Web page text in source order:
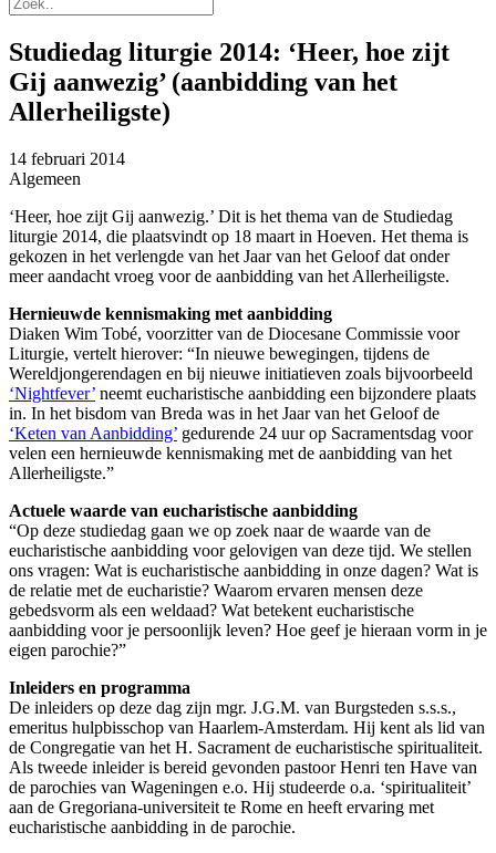
Studiedag liturgie 2014: ‘Heer, hoe zijt
Gij aanwezig’ (aanbidding van het
Allerheiligste)
14 februari 2014
Algemeen
‘Heer, hoe zijt Gij aanwezig.’ Dit is het thema van de Studiedag
liturgie 2014, die plaatsvindt op 18 maart in Hoeven. Het thema is
gekozen in het verlengde van het Jaar van het Geloof dat onder
meer aandacht vroeg voor de aanbidding van het Allerheiligste.
Hernieuwde kennismaking met aanbidding
Diaken Wim Tobé, voorzitter van de Diocesane Commissie voor
Liturgie, vertelt hierover: “In nieuwe bewegingen, tijdens de
Wereldjongerendagen en bij nieuwe initiatieven zoals bijvoorbeeld
‘Nightfever’ neemt eucharistische aanbidding een bijzondere plaats
in. In het bisdom van Breda was in het Jaar van het Geloof de
‘Keten van Aanbidding’ gedurende 24 uur op Sacramentsdag voor
velen een hernieuwde kennismaking met de aanbidding van het
Allerheiligste.”
Actuele waarde van eucharistische aanbidding
“Op deze studiedag gaan we op zoek naar de waarde van de
eucharistische aanbidding voor gelovigen van deze tijd. We stellen
ons vragen: Wat is eucharistische aanbidding in onze dagen? Wat is
de relatie met de eucharistie? Waarom ervaren mensen deze
gebedsvorm als een weldaad? Wat betekent eucharistische
aanbidding voor je persoonlijk leven? Hoe geef je hieraan vorm in je
eigen parochie?”
Inleiders en programma
De inleiders op deze dag zijn mgr. J.G.M. van Burgsteden s.s.s.,
emeritus hulpbisschop van Haarlem-Amsterdam. Hij kent als lid van
de Congregatie van het H. Sacrament de eucharistische spiritualiteit.
Als tweede inleider is bereid gevonden pastoor Henri ten Have van
de parochies van Wageningen e.o. Hij studeerde o.a. ‘spiritualiteit’
aan de Gregoriana-universiteit te Rome en heeft ervaring met
eucharistische aanbidding in de parochie.